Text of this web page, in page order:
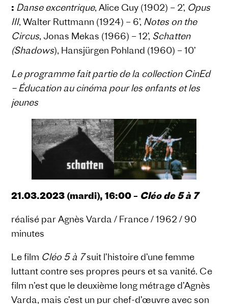
: Danse excentrique, Alice Guy (1902) – 2’, Opus
III, Walter Ruttmann (1924) – 6’, Notes on the
Circus, Jonas Mekas (1966) – 12’, Schatten
(Shadows), Hansjürgen Pohland (1960) – 10’
Le programme fait partie de la collection CinEd
– Éducation au cinéma pour les enfants et les
jeunes
21.03.2023 (mardi), 16:00 – Cléo de 5 à 7
réalisé par Agnès Varda / France / 1962 / 90
minutes
Le film Cléo 5 à 7suit l’histoire d’une femme
luttant contre ses propres peurs et sa vanité. Ce
film n’est que le deuxième long métrage d’Agnès
Varda, mais c’est un pur chef-d’œuvre avec son